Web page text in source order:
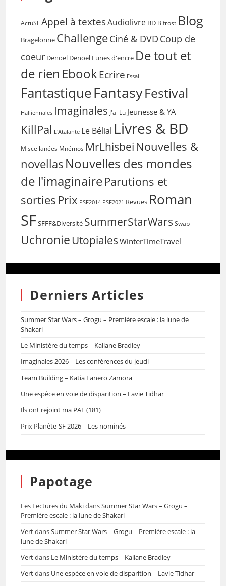
ActuSF Appel à textesAudiolivre BD Bifrost Blog
Bragelonne ChallengeCiné & DVD Coup de
coeur Denoël Denoël Lunes d'encre De tout et
de rien EbookEcrire Essai
FantastiqueFantasyFestival
Halliennales Imaginales J'ai Lu Jeunesse & YA
KillPal L'Atalante Le Bélial Livres & BD
Miscellanées Mnémos MrLhisbei Nouvelles &
novellas Nouvelles des mondes
de l'imaginaireParutions et
sorties Prix PSF2014 PSF2021 Revues Roman
SFSFFF&Diversité SummerStarWars Swap
Uchronie Utopiales WinterTimeTravel
Derniers Articles
Summer Star Wars – Grogu – Première escale : la lune de
Shakari
Le Ministère du temps – Kaliane Bradley
Imaginales 2026 – Les conférences du jeudi
Team Building – Katia Lanero Zamora
Une espèce en voie de disparition – Lavie Tidhar
Ils ont rejoint ma PAL (181)
Prix Planète-SF 2026 – Les nominés
Papotage
Les Lectures du MakidansSummer Star Wars – Grogu –
Première escale : la lune de Shakari
VertdansSummer Star Wars – Grogu – Première escale : la
lune de Shakari
Vertdans Le Ministère du temps – Kaliane Bradley
Vertdans Une espèce en voie de disparition – Lavie Tidhar